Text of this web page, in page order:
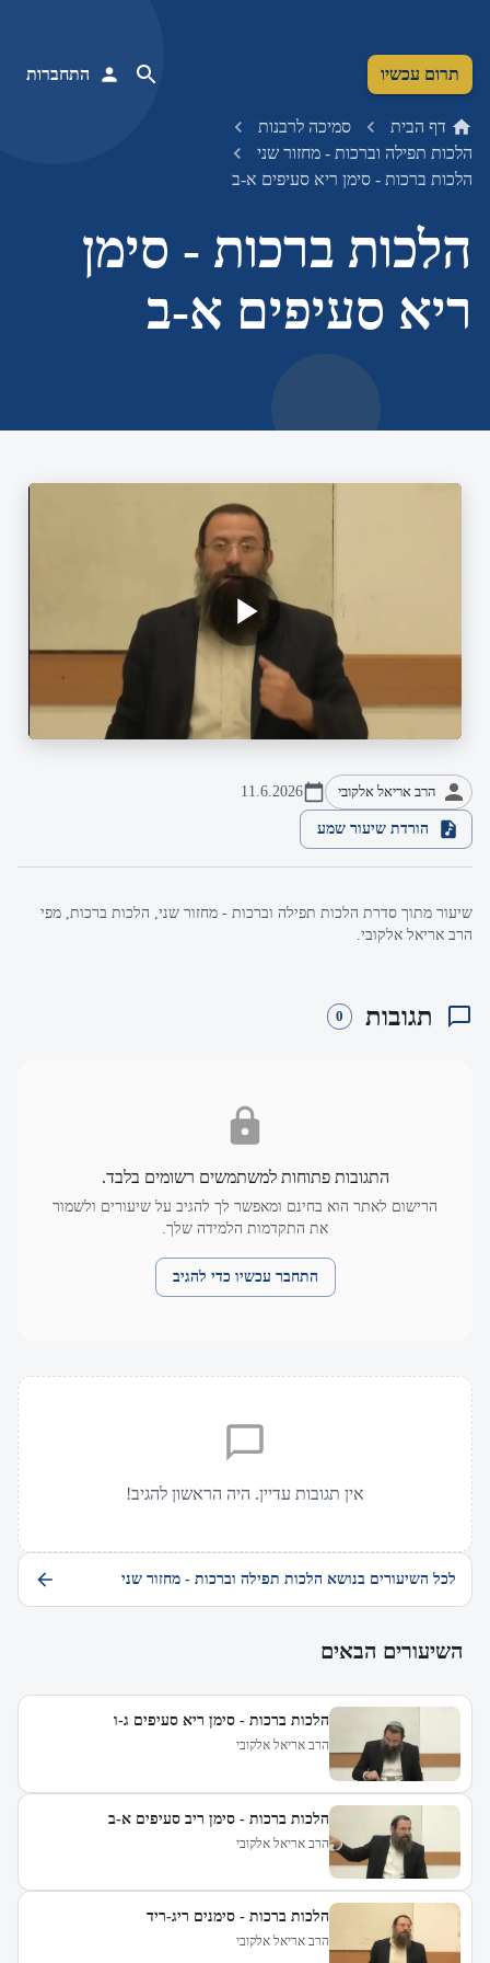
תרום עכשיו התחברות
דף הבית
סמיכה לרבנות
הלכות תפילה וברכות - מחזור שני
הלכות ברכות - סימן ריא סעיפים א-ב
הלכות ברכות - סימן
ריא סעיפים א-ב
הרב אריאל אלקובי 11.6.2026
הורדת שיעור שמע
שיעור מתוך סדרת הלכות תפילה וברכות - מחזור שני, הלכות ברכות, מפי
הרב אריאל אלקובי.
תגובות 0
התגובות פתוחות למשתמשים רשומים בלבד.
הרישום לאתר הוא בחינם ומאפשר לך להגיב על שיעורים ולשמור
את התקדמות הלמידה שלך.
התחבר עכשיו כדי להגיב
אין תגובות עדיין. היה הראשון להגיב!
לכל השיעורים בנושא הלכות תפילה וברכות - מחזור שני
השיעורים הבאים
הלכות ברכות - סימן ריא סעיפים ג-ו
הרב אריאל אלקובי
הלכות ברכות - סימן ריב סעיפים א-ב
הרב אריאל אלקובי
הלכות ברכות - סימנים ריג-ריד
הרב אריאל אלקובי